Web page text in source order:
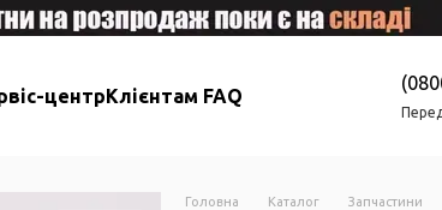
центрКлієнтам FAQ
Головна Каталог Запчастини